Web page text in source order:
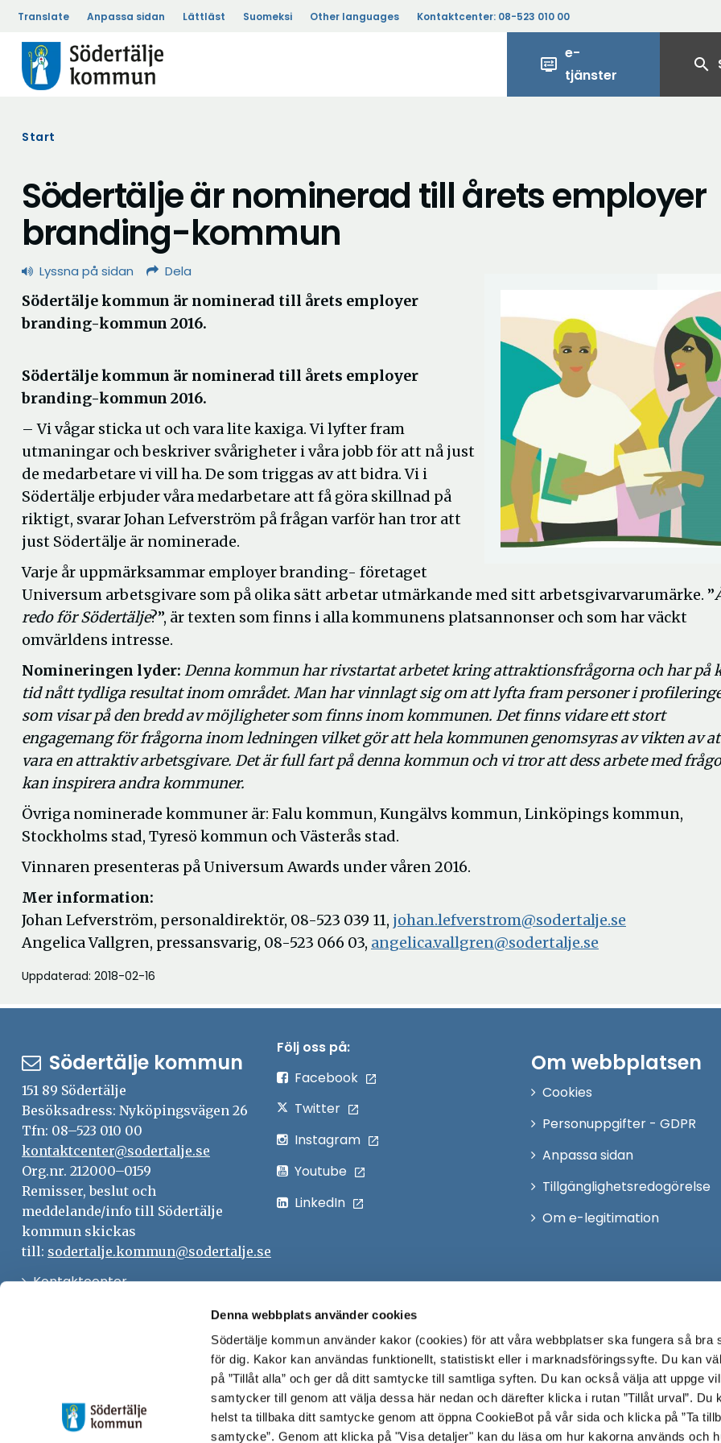
Denna webbplats använder cookies
Södertälje kommun använder kakor (cookies) för att våra webbplatser ska fungera så bra
för dig. Kakor kan användas funktionellt, statistiskt eller i marknadsföringssyfte. Du kan
på ”Tillåt alla” och ger då ditt samtycke till samtliga syften. Du kan också välja att uppge
samtycker till genom att välja dessa här nedan och därefter klicka i rutan ”Tillåt urval”. Du
helst ta tillbaka ditt samtycke genom att öppna CookieBot på vår sida och klicka på ”Ta
samtycke”. Genom att klicka på "Visa detaljer" kan du läsa om hur kakorna används och
Translate Anpassa sidan Lättläst Suomeksi Other languages Kontaktcenter: 08-523 010 00
display_settings
e-
tjänster
search
Start
Södertälje är nominerad till årets employer
branding-kommun
Lyssna på sidan Dela
Södertälje kommun är nominerad till årets employer
branding-kommun 2016.
Södertälje kommun är nominerad till årets employer
branding-kommun 2016.
– Vi vågar sticka ut och vara lite kaxiga. Vi lyfter fram
utmaningar och beskriver svårigheter i våra jobb för att nå just
de medarbetare vi vill ha. De som triggas av att bidra. Vi i
Södertälje erbjuder våra medarbetare att få göra skillnad på
riktigt, svarar Johan Lefverström på frågan varför han tror att
just Södertälje är nominerade.
Varje år uppmärksammar employer branding- företaget
Universum arbetsgivare som på olika sätt arbetar utmärkande med sitt arbetsgivarvarumärke. ”
redo för Södertälje?”, är texten som finns i alla kommunens platsannonser och som har väckt
omvärldens intresse.
Nomineringen lyder: Denna kommun har rivstartat arbetet kring attraktionsfrågorna och har på
tid nått tydliga resultat inom området. Man har vinnlagt sig om att lyfta fram personer i
som visar på den bredd av möjligheter som finns inom kommunen. Det finns vidare ett stort
engagemang för frågorna inom ledningen vilket gör att hela kommunen genomsyras av vikten av
vara en attraktiv arbetsgivare. Det är full fart på denna kommun och vi tror att dess arbete med
kan inspirera andra kommuner.
Övriga nominerade kommuner är: Falu kommun, Kungälvs kommun, Linköpings kommun,
Stockholms stad, Tyresö kommun och Västerås stad.
Vinnaren presenteras på Universum Awards under våren 2016.
Mer information:
Johan Lefverström, personaldirektör, 08-523 039 11, johan.lefverstrom@sodertalje.se
Angelica Vallgren, pressansvarig, 08-523 066 03, angelica.vallgren@sodertalje.se
Uppdaterad: 2018-02-16
Södertälje kommun
151 89 Södertälje
Besöksadress: Nyköpingsvägen 26
Tfn: 08–523 010 00
kontaktcenter@sodertalje.se
Org.nr. 212000–0159
Remisser, beslut och
meddelande/info till Södertälje
kommun skickas
till: sodertalje.kommun@sodertalje.se
KontaktcenterÖppna
fönster
Anslagstavla
Skicka faktura till Södertälje
Följ oss på:
Facebook
Twitter
Instagram
Youtube
LinkedIn
Om webbplatsen
Cookies
Personuppgifter - GDPR
Anpassa sidan
Tillgänglighetsredogörelse
Om e-legitimation